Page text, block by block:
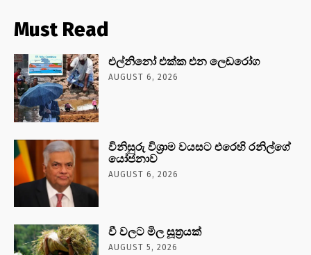
Must Read
එල්නිනෝ එක්ක එන ලෙඩරෝග
AUGUST 6, 2026
විනිසුරු විශ්‍රාම වයසට එරෙහි රනිල්ගේ
යෝජනාව
AUGUST 6, 2026
වී වලට මිල සූත්‍රයක්
AUGUST 5, 2026